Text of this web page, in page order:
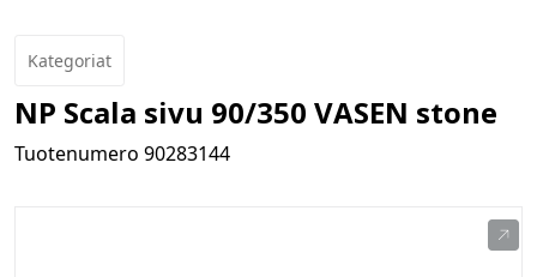
Kategoriat
NP Scala sivu 90/350 VASEN stone
Tuotenumero 90283144